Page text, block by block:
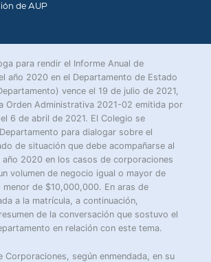
de AUP
para rendir el Informe Anual de
año 2020 en el Departamento de Estado
vence el 19 de julio de 2021,
Orden Administrativa 2021-02 emitida por
6 de abril de 2021. El Colegio se
para dialogar sobre el
de situación que debe acompañarse al
año 2020 en los casos de corporaciones
volumen de negocio igual o mayor de
de $10,000,000. En aras de
a la matrícula, a continuación,
de la conversación que sostuvo el
en relación con este tema.
Corporaciones, según enmendada, en su